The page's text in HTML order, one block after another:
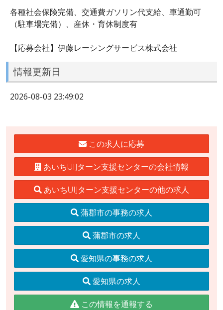
各種社会保険完備、交通費ガソリン代支給、車通勤可
（駐車場完備）、産休・育休制度有
【応募会社】伊藤レーシングサービス株式会社
情報更新日
2026-08-03 23:49:02
この求人に応募
あいちUIJターン支援センターの会社情報
あいちUIJターン支援センターの他の求人
蒲郡市の事務の求人
蒲郡市の求人
愛知県の事務の求人
愛知県の求人
この情報を通報する